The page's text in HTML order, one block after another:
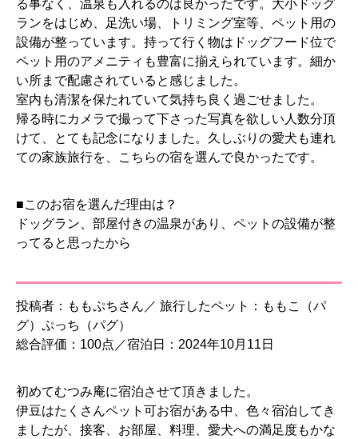
る事なく、温泉も入れるのは良かったです。大小ドッグ
ランをはじめ、足洗い場、トリミング室等、ペット用の
設備が整っています。持って行く物はドッグフード位で
ペット用のアメニティも豊富に揃えられています。細か
い所まで配慮されていると感じました。
室内も清潔を保たれていて気持ち良く過ごせました。
帰る時にカメラで撮って下さった写真を欲しい人数分頂
けて、とても記念になりました。久しぶりの愛犬も連れ
ての家族旅行を、こちらの宿を選んで良かったです。
■このお宿を選んだ理由は？
ドッグラン、部屋付きの温泉があり、ペットの設備が整
ってると思ったから
投稿者：ももぷちさん／ 旅行したペット：ももこ（パ
グ）ぷっち（パグ）
総合評価：100点／宿泊日：2024年10月11日
初めてむつみ庵に宿泊させて頂きました。
伊豆はたくさんペット可お宿がある中、色々宿泊してき
ましたが、接客、お部屋、料理、愛犬への満足度もかな